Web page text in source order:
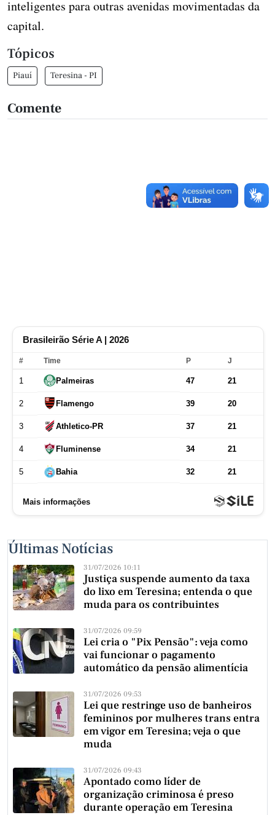
inteligentes para outras avenidas movimentadas da
capital.
Tópicos
Piauí Teresina - PI
Comente
Últimas Notícias
31/07/2026 10:11
Justiça suspende aumento da taxa
do lixo em Teresina; entenda o que
muda para os contribuintes
31/07/2026 09:59
Lei cria o "Pix Pensão": veja como
vai funcionar o pagamento
automático da pensão alimentícia
31/07/2026 09:53
Lei que restringe uso de banheiros
femininos por mulheres trans entra
em vigor em Teresina; veja o que
muda
31/07/2026 09:43
Apontado como líder de
organização criminosa é preso
durante operação em Teresina